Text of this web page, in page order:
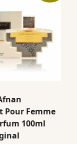
Pour Femme
100ml